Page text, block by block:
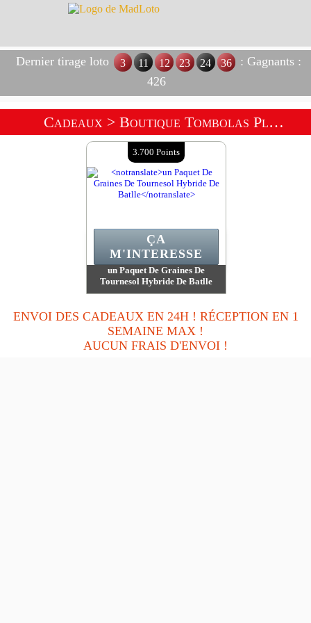
Dernier tirage loto 3 11 12 23 24 36
: Gagnants :
426
Cadeaux > Boutique Tombolas Plantes Et Jardins
un Paquet De Graines De
Tournesol Hybride De Batlle
Date de Fin :21/08/2026 23:59:59
ÇA
M'INTERESSE
3.700 Points
ENVOI DES CADEAUX EN 24H ! RÉCEPTION EN 1
SEMAINE MAX !
AUCUN FRAIS D'ENVOI !